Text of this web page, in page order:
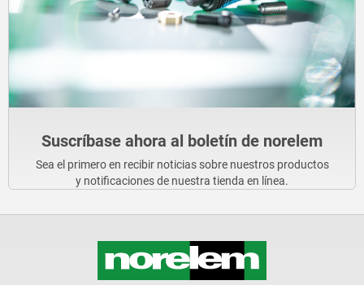
Suscríbase ahora al boletín de norelem
Sea el primero en recibir noticias sobre nuestros productos
y notificaciones de nuestra tienda en línea.